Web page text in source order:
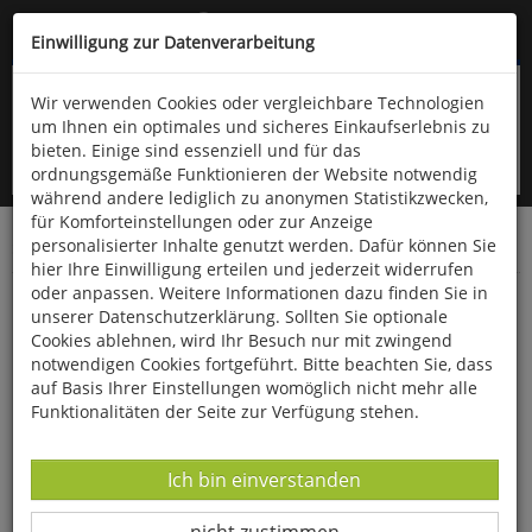
Kompletten Head der Seite überspringen
oder (06766) 9323-960
Startseite Bücher Literatur Belletristik
Im Paradies der wilden Tiere
Einwilligung zur Datenverarbeitung
Wir verwenden Cookies oder vergleichbare Technologien
um Ihnen ein optimales und sicheres Einkaufserlebnis zu
bieten. Einige sind essenziell und für das
ordnungsgemäße Funktionieren der Website notwendig
während andere lediglich zu anonymen Statistikzwecken,
für Komforteinstellungen oder zur Anzeige
personalisierter Inhalte genutzt werden. Dafür können Sie
hier Ihre Einwilligung erteilen und jederzeit widerrufen
oder anpassen. Weitere Informationen dazu finden Sie in
unserer Datenschutzerklärung. Sollten Sie optionale
Cookies ablehnen, wird Ihr Besuch nur mit zwingend
notwendigen Cookies fortgeführt. Bitte beachten Sie, dass
auf Basis Ihrer Einstellungen womöglich nicht mehr alle
Funktionalitäten der Seite zur Verfügung stehen.
Datenverarbeitung -
Ich bin einverstanden